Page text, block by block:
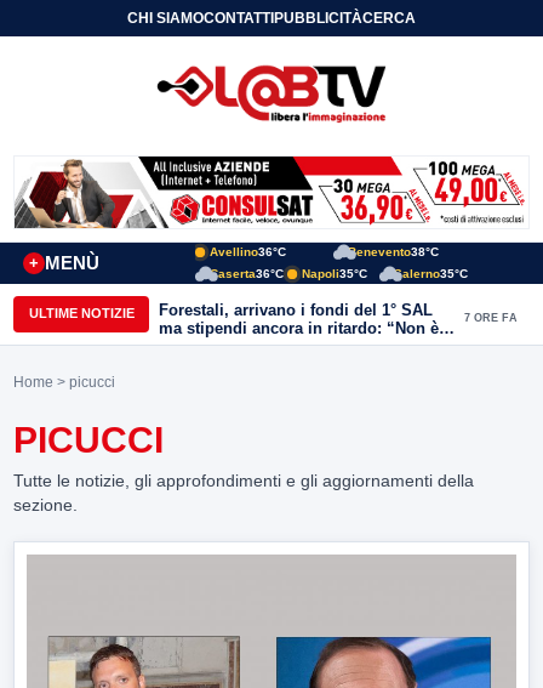
CHI SIAMOCONTATTIPUBBLICITÀCERCA
MENÙ
+
Avellino36°C Benevento38°C
Caserta36°C Napoli35°C Salerno35°C
ULTIME NOTIZIE
Forestali, arrivano i fondi del 1° SAL
ma stipendi ancora in ritardo: “Non è
più sostenibile”
7 ORE FA
Home > picucci
PICUCCI
Tutte le notizie, gli approfondimenti e gli aggiornamenti della
sezione.